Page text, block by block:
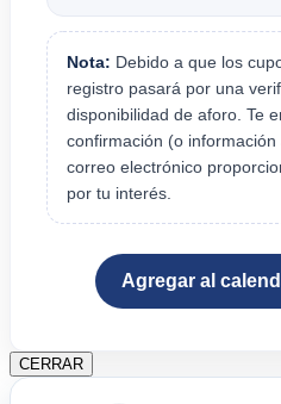
Nota: Debido a que los
registro pasará por una
disponibilidad de aforo. Te
confirmación (o
correo electrónico
por tu interés.
Agregar al
CERRAR